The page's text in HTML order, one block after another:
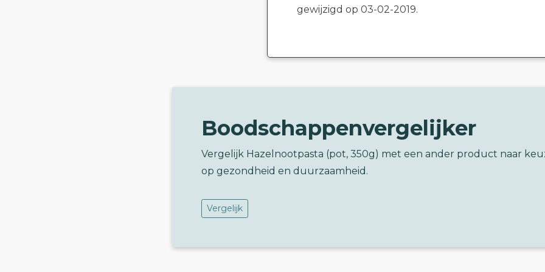
gewijzigd op 03-02-2019.
Boodschappenvergelijker
Vergelijk Hazelnootpasta (pot, 350g) met een ander product naar
op gezondheid en duurzaamheid.
Vergelijk